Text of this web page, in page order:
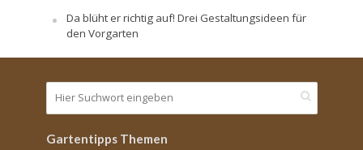
Da blüht er richtig auf! Drei Gestaltungsideen für
den Vorgarten
Gartentipps Themen